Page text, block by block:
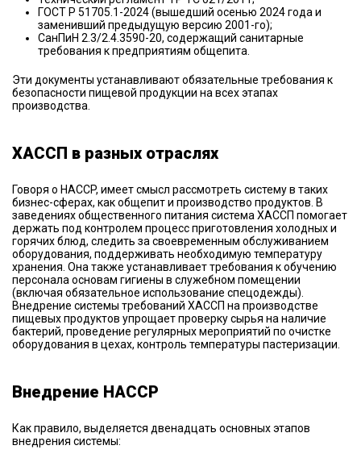
ГОСТ Р 51705.1-2024 (вышедший осенью 2024 года и
заменивший предыдущую версию 2001-го);
СанПиН 2.3/2.4.3590-20, содержащий санитарные
требования к предприятиям общепита.
Эти документы устанавливают обязательные требования к
безопасности пищевой продукции на всех этапах
производства.
ХАССП в разных отраслях
Говоря о HACCP, имеет смысл рассмотреть систему в таких
бизнес-сферах, как общепит и производство продуктов. В
заведениях общественного питания система ХАССП помогает
держать под контролем процесс приготовления холодных и
горячих блюд, следить за своевременным обслуживанием
оборудования, поддерживать необходимую температуру
хранения. Она также устанавливает требования к обучению
персонала основам гигиены в служебном помещении
(включая обязательное использование спецодежды).
Внедрение системы требований ХАССП на производстве
пищевых продуктов упрощает проверку сырья на наличие
бактерий, проведение регулярных мероприятий по очистке
оборудования в цехах, контроль температуры пастеризации.
Внедрение HACCP
Как правило, выделяется двенадцать основных этапов
внедрения системы: